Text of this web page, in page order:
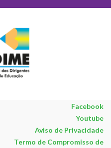
Facebook
Youtube
Aviso de Privacidade
Termo de Compromisso de